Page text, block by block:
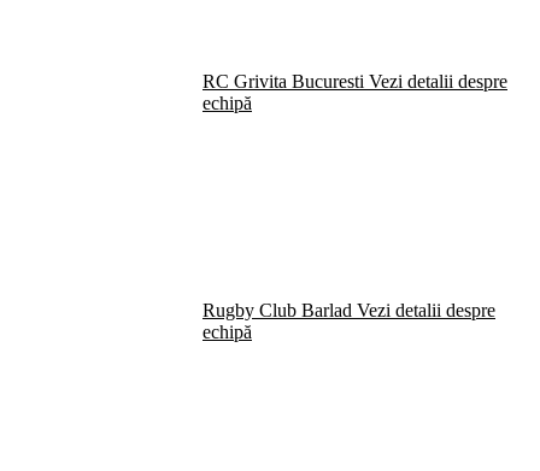
RC Grivita Bucuresti Vezi detalii despre
echipă
Rugby Club Barlad Vezi detalii despre
echipă